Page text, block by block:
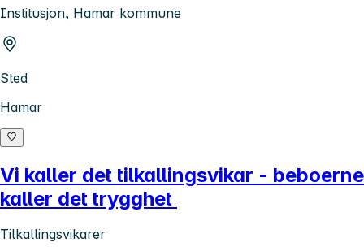
Institusjon, Hamar kommune
Sted
Hamar
Vi kaller det tilkallingsvikar - beboerne
kaller det trygghet
Tilkallingsvikarer